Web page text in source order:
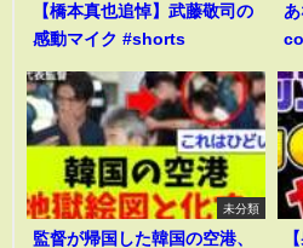
【橋本真也追悼】武藤敬司の
感動マイク #shorts
未分類
監督が帰国した韓国の空港、